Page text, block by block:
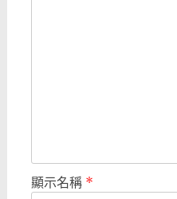
顯示名稱 *